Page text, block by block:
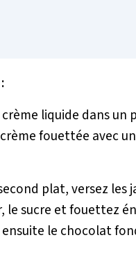
crème liquide dans
fouettée avec
plat, versez les
le sucre et fouettez
le chocolat